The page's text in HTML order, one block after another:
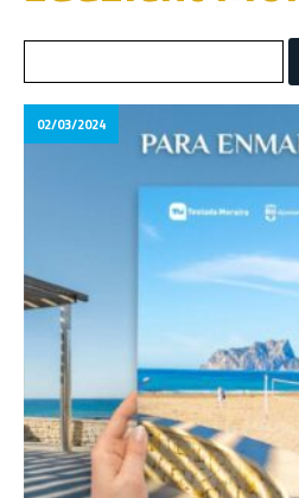
02/03/2024